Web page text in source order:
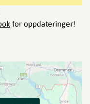
for oppdateringer!